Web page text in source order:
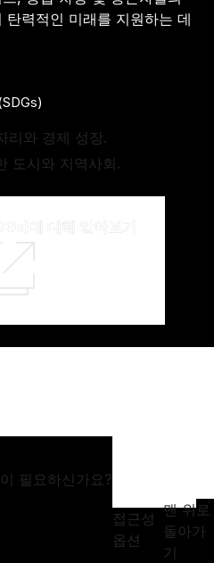
력적인 미래를 지원하는 데
필요하신가요?
접근성
옵션
맨 위로
돌아가
기